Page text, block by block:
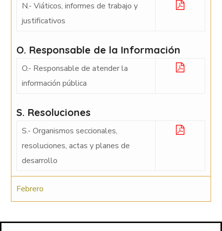
N.- Viáticos, informes de trabajo y
justificativos
O. Responsable de la Información
O.- Responsable de atender la
información pública
S. Resoluciones
S.- Organismos seccionales,
resoluciones, actas y planes de
desarrollo
Febrero